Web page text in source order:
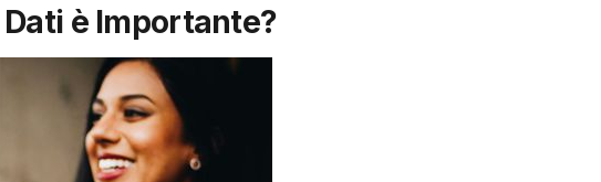
è Importante?